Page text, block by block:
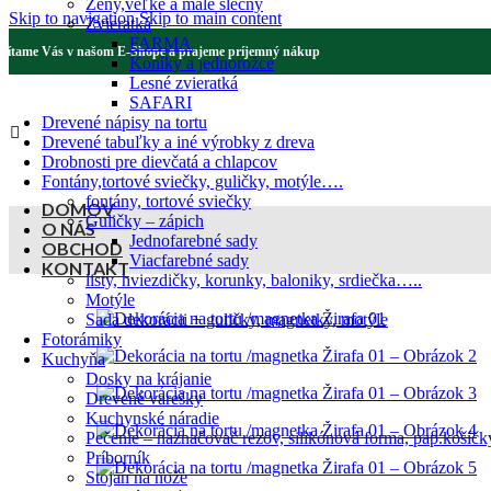
Skip to navigationSkip to main content
Vás v našom E-Shope a prajeme príjemný nákup
Zvieratká
FARMA
Koníky a jednorožce
Lesné zvieratká
SAFARI
Drevené nápisy na tortu
Drevené tabuľky a iné výrobky z dreva
Drobnosti pre dievčatá a chlapcov
Fontány,tortové sviečky, guličky, motýle….
fontány, tortové sviečky
Guličky – zápich
Jednofarebné sady
Viacfarebné sady
listy, hviezdičky, korunky, baloniky, srdiečka…..
Motýle
Sada dekorácii + guličky, magnetky, motýle
Fotorámiky
Kuchyňa
Dosky na krájanie
Drevené varešky
Kuchynské náradie
Pečenie – naznačovač rezov, silikónová forma,
Príborník
Stojan na nože
DOMOV
O NÁS
OBCHOD
KONTAKT